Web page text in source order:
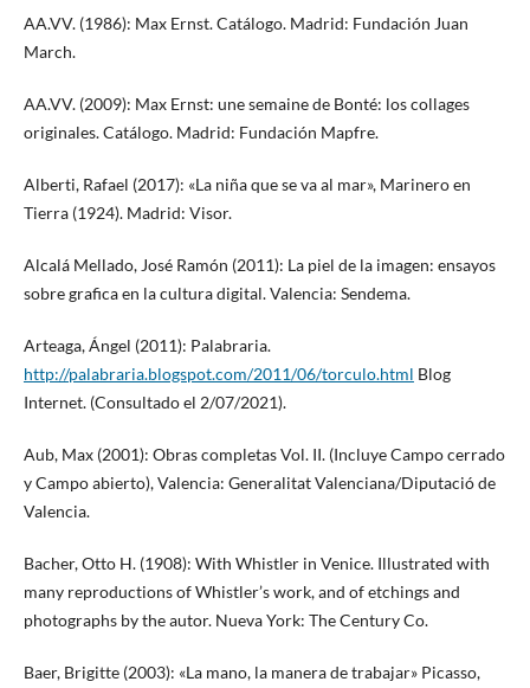
AA.VV. (1986): Max Ernst. Catálogo. Madrid: Fundación Juan
March.
AA.VV. (2009): Max Ernst: une semaine de Bonté: los collages
originales. Catálogo. Madrid: Fundación Mapfre.
Alberti, Rafael (2017): «La niña que se va al mar», Marinero en
Tierra (1924). Madrid: Visor.
Alcalá Mellado, José Ramón (2011): La piel de la imagen: ensayos
sobre grafica en la cultura digital. Valencia: Sendema.
Arteaga, Ángel (2011): Palabraria.
http://palabraria.blogspot.com/2011/06/torculo.html Blog
Internet. (Consultado el 2/07/2021).
Aub, Max (2001): Obras completas Vol. II. (Incluye Campo cerrado
y Campo abierto), Valencia: Generalitat Valenciana/Diputació de
Valencia.
Bacher, Otto H. (1908): With Whistler in Venice. Illustrated with
many reproductions of Whistler’s work, and of etchings and
photographs by the autor. Nueva York: The Century Co.
Baer, Brigitte (2003): «La mano, la manera de trabajar» Picasso,